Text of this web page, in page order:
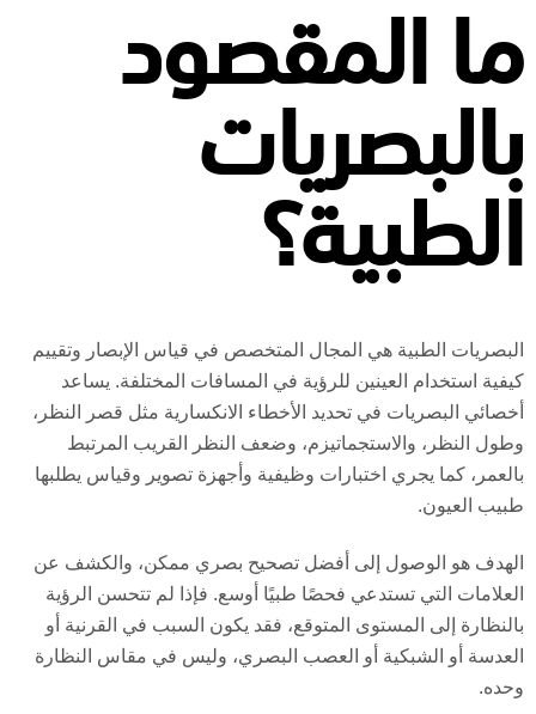
ما المقصود
بالبصريات
الطبية؟
البصريات الطبية هي المجال المتخصص في قياس الإبصار وتقييم
كيفية استخدام العينين للرؤية في المسافات المختلفة. يساعد
أخصائي البصريات في تحديد الأخطاء الانكسارية مثل قصر النظر،
وطول النظر، والاستجماتيزم، وضعف النظر القريب المرتبط
بالعمر، كما يجري اختبارات وظيفية وأجهزة تصوير وقياس يطلبها
طبيب العيون.
الهدف هو الوصول إلى أفضل تصحيح بصري ممكن، والكشف عن
العلامات التي تستدعي فحصًا طبيًا أوسع. فإذا لم تتحسن الرؤية
بالنظارة إلى المستوى المتوقع، فقد يكون السبب في القرنية أو
العدسة أو الشبكية أو العصب البصري، وليس في مقاس النظارة
وحده.